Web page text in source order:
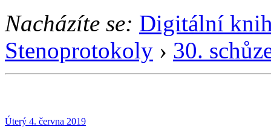
Nacházíte se: Digitální
Stenoprotokoly › 30.
Úterý 4. června 2019